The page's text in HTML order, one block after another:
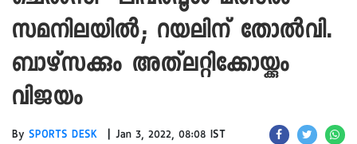
സമനിലയിൽ; റയലിന് തോൽവി.
ബാഴ്‌സക്കും അത്‌ലറ്റിക്കോയ്ക്കും
വിജയം
By SPORTS DESK | Jan 3, 2022, 08:08 IST